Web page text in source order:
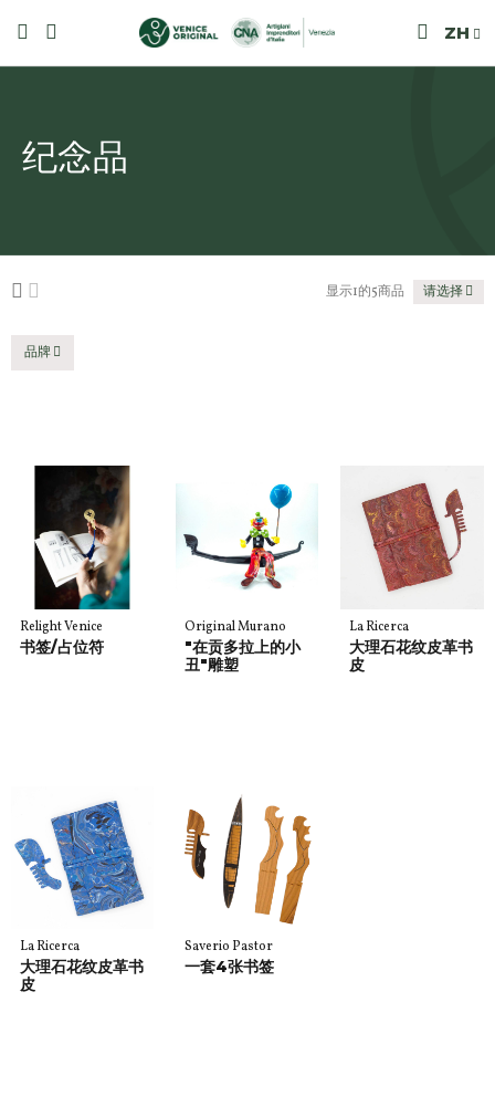
ZH
纪念品
显示1的5商品 请选择
品牌
Relight Venice
书签/占位符
Original Murano
"在贡多拉上的小
丑"雕塑
La Ricerca
大理石花纹皮革书
皮
La Ricerca
大理石花纹皮革书
皮
Saverio Pastor
一套4张书签